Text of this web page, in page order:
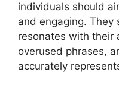
individuals should
and engaging. They
resonates with their
overused phrases,
accurately